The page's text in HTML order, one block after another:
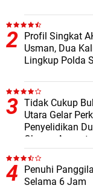
Profil Singkat
Usman, Dua
Lingkup Polda
Tidak Cukup
Utara Gelar
Penyelidikan
Oknum Anggota
Penuhi
Selama 6 Jam